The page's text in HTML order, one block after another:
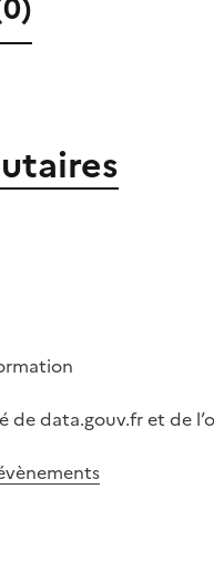
0)
de data.gouv.fr et de